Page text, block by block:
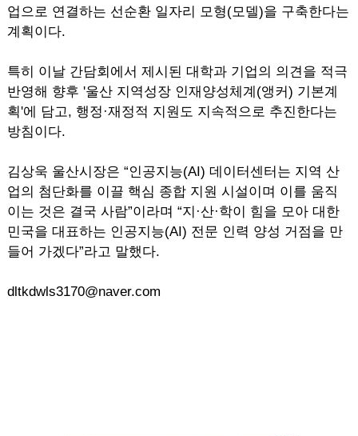
업으로 연결하는 선순환 일자리 모형(모델)을 구축한다는
계획이다.
특히 이날 간담회에서 제시된 대학과 기업의 의견을 적극
반영해 향후 '울산 지역성장 인재양성체계(앵커) 기본계
획'에 담고, 행정·재정적 지원도 지속적으로 추진한다는
방침이다.
김상욱 울산시장은 “인공지능(AI) 데이터센터는 지역 산
업의 첨단화를 이끌 핵심 종합 지원 시설이며 이를 움직
이는 것은 결국 사람”이라며 “지·산·학이 힘을 모아 대한
민국을 대표하는 인공지능(AI) 전문 인력 양성 거점을 만
들어 가겠다”라고 말했다.
dltkdwls3170@naver.com